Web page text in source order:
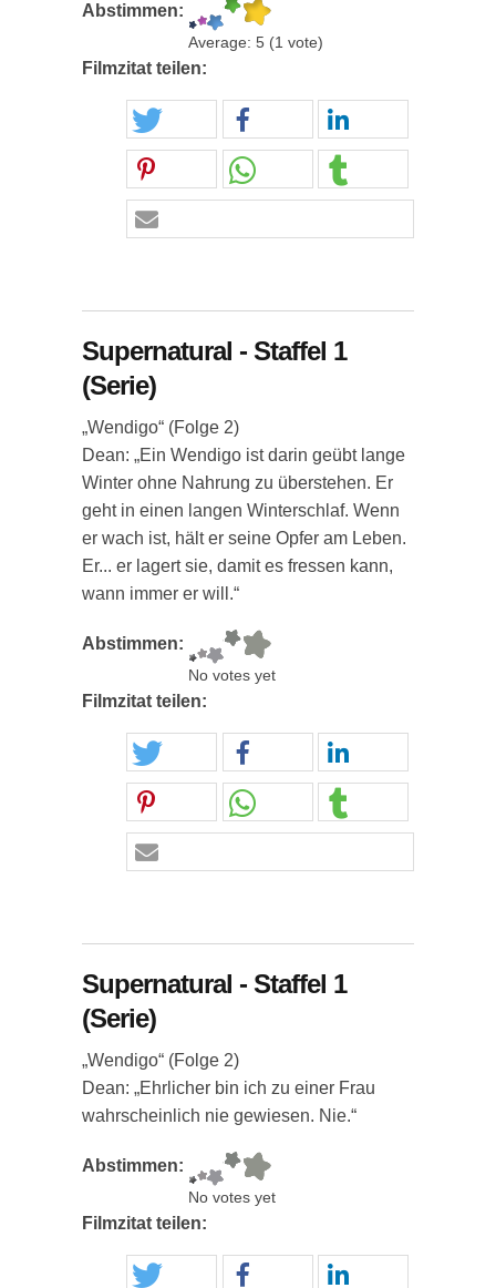
Abstimmen:
Average: 5 (1 vote)
Filmzitat teilen:
Supernatural - Staffel 1
(Serie)
„Wendigo“ (Folge 2)
Dean: „Ein Wendigo ist darin geübt lange
Winter ohne Nahrung zu überstehen. Er
geht in einen langen Winterschlaf. Wenn
er wach ist, hält er seine Opfer am Leben.
Er... er lagert sie, damit es fressen kann,
wann immer er will.“
Abstimmen:
No votes yet
Filmzitat teilen:
Supernatural - Staffel 1
(Serie)
„Wendigo“ (Folge 2)
Dean: „Ehrlicher bin ich zu einer Frau
wahrscheinlich nie gewiesen. Nie.“
Abstimmen:
No votes yet
Filmzitat teilen: